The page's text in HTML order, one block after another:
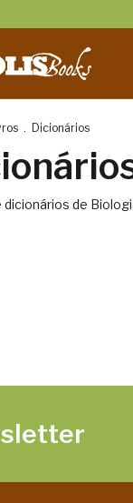
. Dicionários
dicionários de